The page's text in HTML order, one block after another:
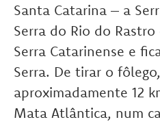
Santa Catarina – a
Serra do Rio do
Serra Catarinense e
Serra. De tirar o
aproximadamente 12
Mata Atlântica, num